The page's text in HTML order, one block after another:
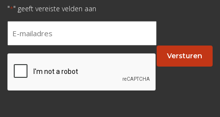
"*" geeft vereiste velden aan
* Versturen